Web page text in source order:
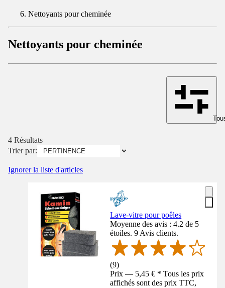
Nettoyants pour cheminée
Nettoyants pour cheminée
4 Résultats
Trier par:
Ignorer la liste d'articles
Lave-vitre pour poêles
Moyenne des avis : 4.2 de 5
étoiles. 9 Avis clients.
(9)
Prix — 5,45 € * Tous les prix
affichés sont des prix TTC,